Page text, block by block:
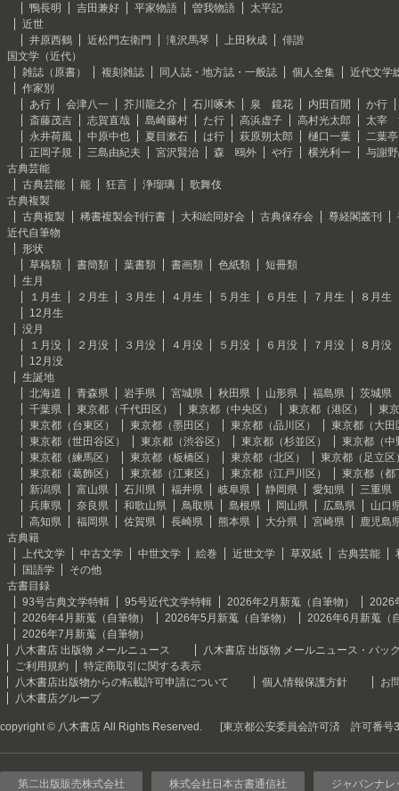
鴨長明
吉田兼好 平家物語 曽我物語
太平記
近世
井原西鶴
近松門左衛門 滝沢馬琴 上田秋成
俳諧
国文学（近代）
雑誌（原書）
複刻雑誌 同人誌・地方誌・一般誌 個人全集
近代文学
作家別
あ行
会津八一 芥川龍之介 石川啄木 泉 鏡花 内田百閒
か行
斎藤茂吉
志賀直哉 島崎藤村 た行 高浜虚子 高村光太郎
太宰
永井荷風
中原中也 夏目漱石 は行 萩原朔太郎 樋口一葉
二葉
正岡子規
三島由紀夫 宮沢賢治 森 鴎外 や行 横光利一
与謝
古典芸能
古典芸能
能 狂言 浄瑠璃
歌舞伎
古典複製
古典複製
稀書複製会刊行書 大和絵同好会 古典保存会 尊経閣叢刊
近代自筆物
形状
草稿類
書簡類 葉書類 書画類 色紙類
短冊類
生月
１月生
２月生 ３月生 ４月生 ５月生 ６月生 ７月生
８月生
12月生
没月
１月没
２月没 ３月没 ４月没 ５月没 ６月没 ７月没
８月没
12月没
生誕地
北海道
青森県 岩手県 宮城県 秋田県 山形県 福島県
茨城県
千葉県
東京都（千代田区） 東京都（中央区） 東京都（港区）
東
東京都（台東区）
東京都（墨田区） 東京都（品川区）
東京都（大田
東京都（世田谷区）
東京都（渋谷区） 東京都（杉並区）
東京都（中
東京都（練馬区）
東京都（板橋区） 東京都（北区）
東京都（足立区
東京都（葛飾区）
東京都（江東区） 東京都（江戸川区）
東京都（都
新潟県
富山県 石川県 福井県 岐阜県 静岡県 愛知県
三重県
兵庫県
奈良県 和歌山県 鳥取県 島根県 岡山県 広島県
山口
高知県
福岡県 佐賀県 長崎県 熊本県 大分県 宮崎県
鹿児島
古典籍
上代文学
中古文学 中世文学 絵巻 近世文学 草双紙 古典芸能
国語学
その他
古書目録
93号古典文学特輯
95号近代文学特輯 2026年2月新蒐（自筆物）
2026
2026年4月新蒐（自筆物）
2026年5月新蒐（自筆物）
2026年6月新蒐（
2026年7月新蒐（自筆物）
八木書店 出版物 メールニュース
八木書店 出版物 メールニュース・バッ
ご利用規約
特定商取引に関する表示
八木書店出版物からの転載許可申請について
個人情報保護方針
お
八木書店グループ
copyright © 八木書店 All Rights Reserved. [東京都公安委員会許可済 許可番号
第二出版販売株式会社 株式会社日本古書通信社 ジャパンナレ